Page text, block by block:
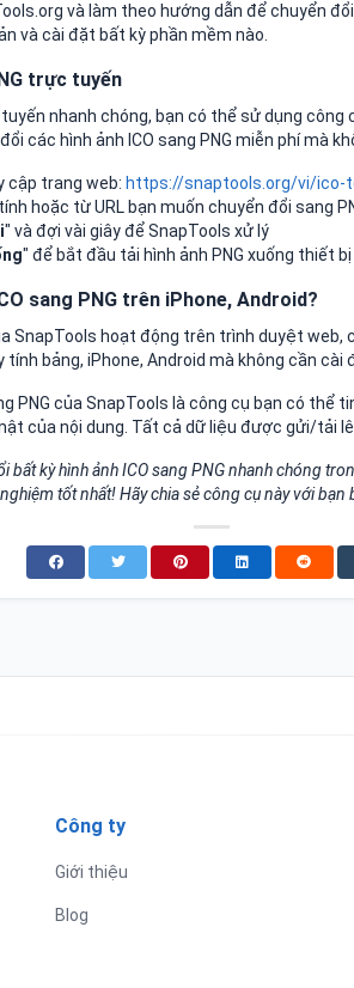
và làm theo hướng dẫn để chuyển
và cài đặt bất kỳ phần mềm nào.
trực tuyến
nhanh chóng, bạn có thể sử dụng công
các hình ảnh ICO sang PNG miễn phí mà
cập trang web: https://snaptools.org/vi/ico-
hoặc từ URL bạn muốn chuyển đổi sang
" và đợi vài giây để SnapTools xử lý
" để bắt đầu tải hình ảnh PNG xuống thiết
sang PNG trên iPhone, Android?
SnapTools hoạt động trên trình duyệt web,
tính bảng, iPhone, Android mà không cần cài
PNG của SnapTools là công cụ bạn có thể
của nội dung. Tất cả dữ liệu được gửi/tải
bất kỳ hình ảnh ICO sang PNG nhanh chóng
tốt nhất! Hãy chia sẻ công cụ này với bạn
Công ty
Giới thiệu
Blog